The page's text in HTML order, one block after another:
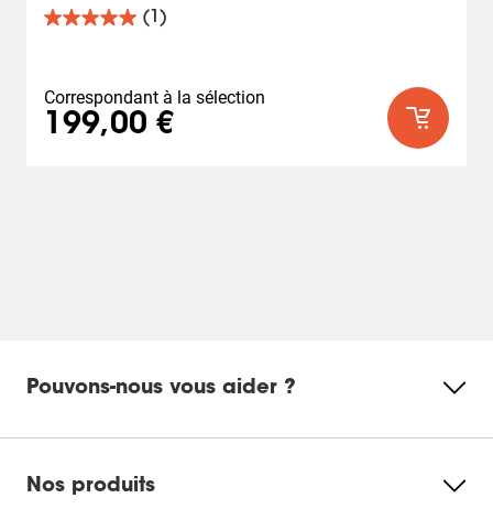
(1)
5.0
étoiles.
1
avis
Correspondant à la sélection
199,00 €
Pouvons-nous vous aider ?
Nos produits